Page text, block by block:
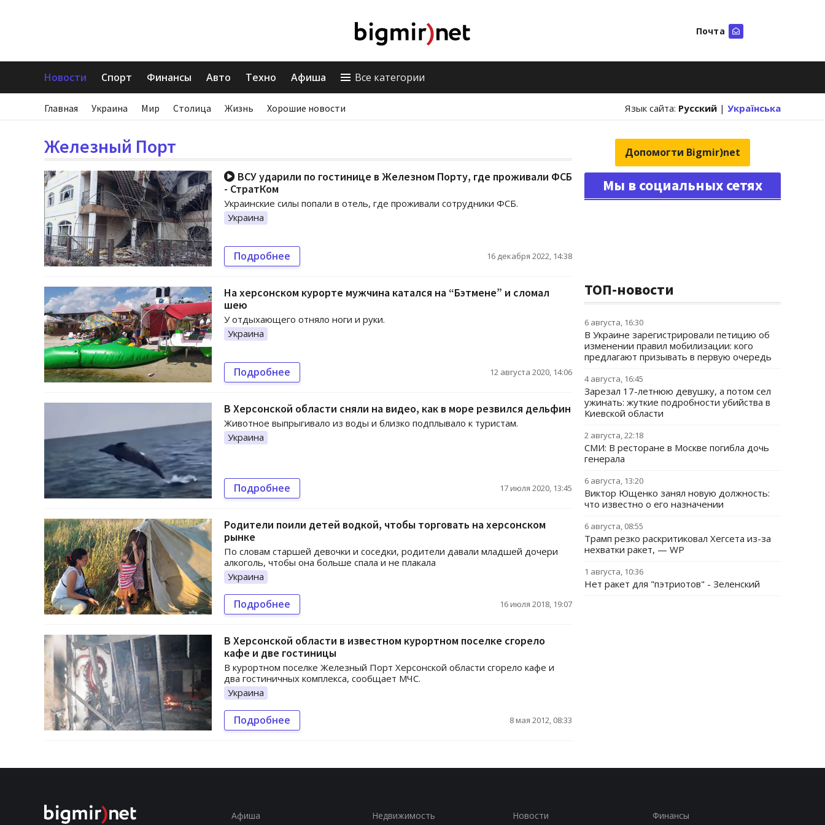
Почта
Новости Спорт Финансы Авто Техно Афиша Все категории
Главная Украина Мир Столица Жизнь Хорошие новости Язык сайта: Русский | Українська
Железный Порт
ВСУ ударили по гостинице в Железном Порту, где проживали ФСБ
- СтратКом
Украинские силы попали в отель, где проживали сотрудники ФСБ.
Украина
Подробнее 16 декабря 2022, 14:38
На херсонском курорте мужчина катался на “Бэтмене” и сломал
шею
У отдыхающего отняло ноги и руки.
Украина
Подробнее 12 августа 2020, 14:06
В Херсонской области сняли на видео, как в море резвился дельфин
Животное выпрыгивало из воды и близко подплывало к туристам.
Украина
Подробнее 17 июля 2020, 13:45
Родители поили детей водкой, чтобы торговать на херсонском
рынке
По словам старшей девочки и соседки, родители давали младшей дочери
алкоголь, чтобы она больше спала и не плакала
Украина
Подробнее 16 июля 2018, 19:07
В Херсонской области в известном курортном поселке сгорело
кафе и две гостиницы
В курортном поселке Железный Порт Херсонской области сгорело кафе и
два гостиничных комплекса, сообщает МЧС.
Украина
Подробнее 8 мая 2012, 08:33
Допомогти Bigmir)net
Мы в социальных сетях
ТОП-новости
6 августа, 16:30
В Украине зарегистрировали петицию об
изменении правил мобилизации: кого
предлагают призывать в первую очередь
4 августа, 16:45
Зарезал 17-летнюю девушку, а потом сел
ужинать: жуткие подробности убийства в
Киевской области
2 августа, 22:18
СМИ: В ресторане в Москве погибла дочь
генерала
6 августа, 13:20
Виктор Ющенко занял новую должность:
что известно о его назначении
6 августа, 08:55
Трамп резко раскритиковал Хегсета из-за
нехватки ракет, — WP
1 августа, 10:36
Нет ракет для "пэтриотов" - Зеленский
Афиша Недвижимость Новости Финансы